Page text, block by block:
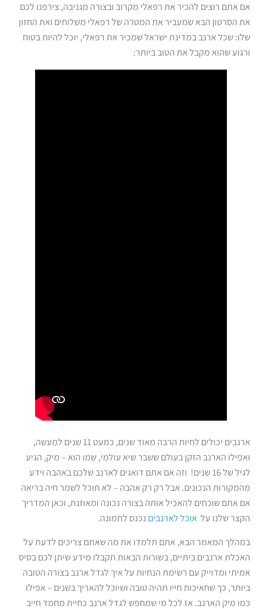
אם אתם רוצים להכיר את רפאלי מקרוב ובצורה מגניבה, צירפנו לכם
את הסרטון הבא שמעביר את המטרה של רפאלי משלוחים ואת החזון
שלו: שכל ארנב במדינת ישראל שמכיר את רפאלי, יוכל להיות בטוח
ורגוע שהוא מקבל את הטוב ביותר:
ארנבים יכולים לחיות הרבה מאוד שנים, כמעט 11 שנים למעשה,
ואפילו הארנב הזקן בעולם ששבר שיא עולמי, שמו הוא – מיק, הגיע
לגיל של 16 שנים! וזה אם אתם דואגים לארנב שלכם באהבה וידע
מהמקורות הנכונים. אבל רק רק אהבה – לא תוכל לשמר חיה בריאה
אם אתם שוכחים להאכיל אותה בצורה נכונה ומאוזנת, וכאן המדריך
הקצר שלנו על אוכל לארנביםנכנס לתמונה.
במהלך המאמר הבא, אתם תלמדו את מה שאתם צריכים לדעת על
האכלת ארנבים ביתיים, בשורות הבאות תקבלו מידע שיתן לכם בסיס
אמיתי ומדוייק עם רשימת הנחיות על איך לגדל ארנב בצורה הטובה
ביותר, כך שחאיכות חייו תהיה טובה ושיוכל להאריך בשנים – אפילו
כמו מיק הארנב. אז לכל מי שמחפש לגדל ארנב כחיית מחמד חייב